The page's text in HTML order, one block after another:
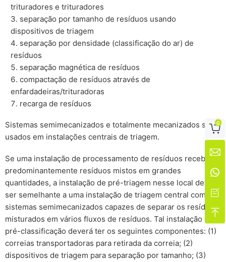
trituradores e trituradores
separação por tamanho de resíduos usando
dispositivos de triagem
separação por densidade (classificação do ar) de
resíduos
separação magnética de resíduos
compactação de resíduos através de
enfardadeiras/trituradoras
recarga de resíduos
Sistemas semimecanizados e totalmente mecanizados são
usados em instalações centrais de triagem.
Se uma instalação de processamento de resíduos receber
predominantemente resíduos mistos em grandes
quantidades, a instalação de pré-triagem nesse local deverá
ser semelhante a uma instalação de triagem central com
sistemas semimecanizados capazes de separar os resíduos
misturados em vários fluxos de resíduos. Tal instalação de
pré-classificação deverá ter os seguintes componentes: (1)
correias transportadoras para retirada da correia; (2)
dispositivos de triagem para separação por tamanho; (3)

0



